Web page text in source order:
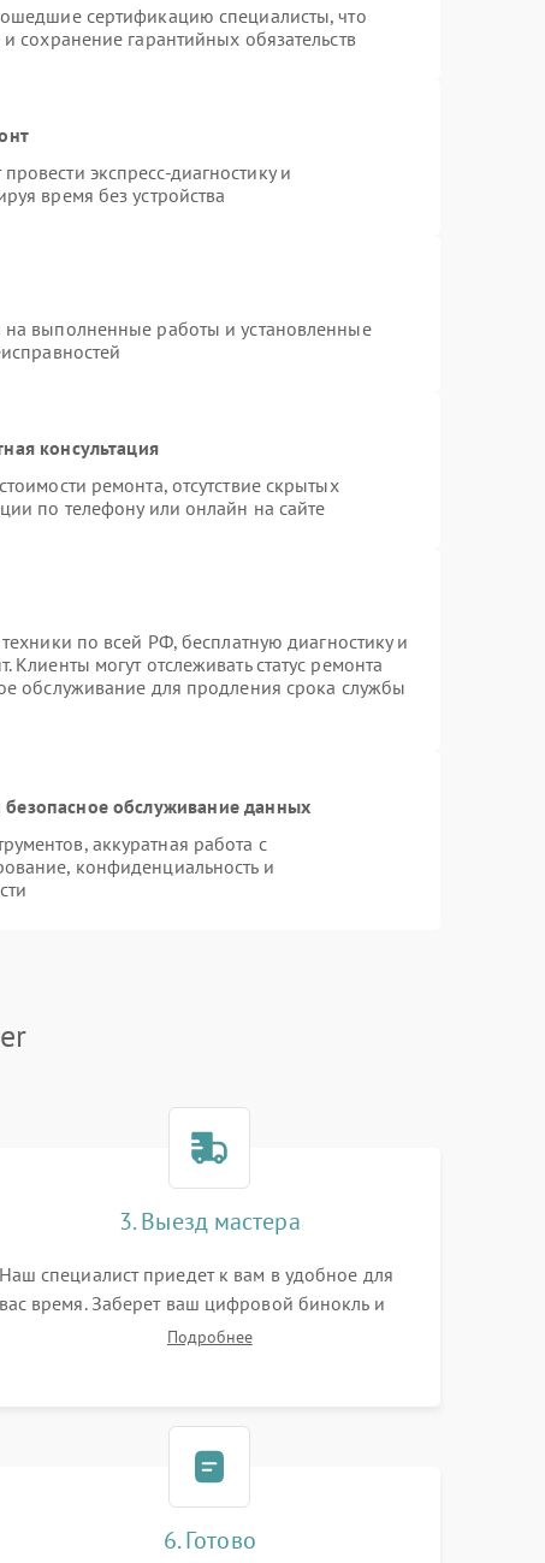
сертификацию специалисты, что
сохранение гарантийных обязательств
экспресс-диагностику и
время без устройства
на выполненные работы и установленные
консультация
ремонта, отсутствие скрытых
по телефону или онлайн на сайте
по всей РФ, бесплатную диагностику и
могут отслеживать статус ремонта
обслуживание для продления срока службы
обслуживание данных
аккуратная работа с
конфиденциальность и
3. Выезд мастера
Наш специалист приедет к вам в удобное для
вас время. Заберет ваш цифровой бинокль и
привезет на склад для диагностики.
Подробнее
6. Готово